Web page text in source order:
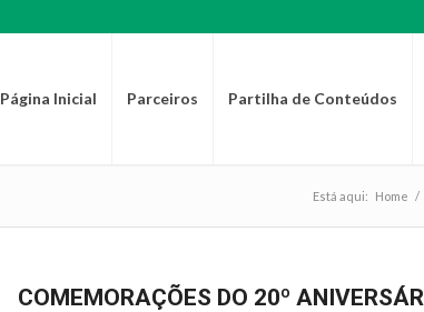
Página Inicial Parceiros Partilha de Conteúdos
Está aqui: Home /
COMEMORAÇÕES DO 20º